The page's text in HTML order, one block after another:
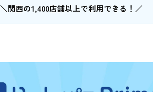
＼関西の1,400店舗以上で利用できる！／